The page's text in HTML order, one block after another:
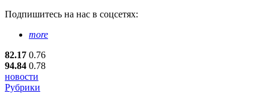
Подпишитесь на нас в соцсетях:
more
82.17 0.76
94.84 0.78
новости
Рубрики